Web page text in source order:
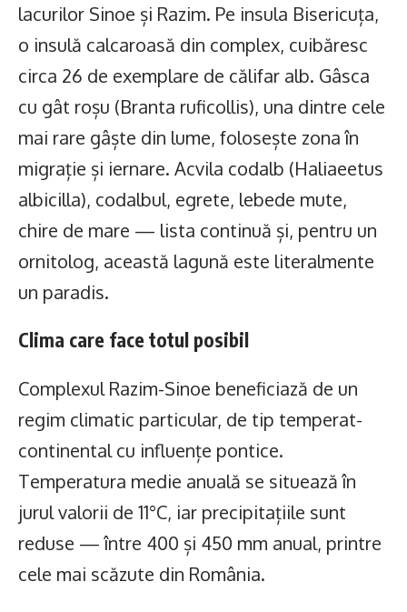
lacurilor Sinoe și Razim. Pe insula Bisericuța,
o insulă calcaroasă din complex, cuibăresc
circa 26 de exemplare de călifar alb. Gâsca
cu gât roșu (Branta ruficollis), una dintre cele
mai rare gâște din lume, folosește zona în
migrație și iernare. Acvila codalb (Haliaeetus
albicilla), codalbul, egrete, lebede mute,
chire de mare — lista continuă și, pentru un
ornitolog, această lagună este literalmente
un paradis.
Clima care face totul posibil
Complexul Razim-Sinoe beneficiază de un
regim climatic particular, de tip temperat-
continental cu influențe pontice.
Temperatura medie anuală se situează în
jurul valorii de 11°C, iar precipitațiile sunt
reduse — între 400 și 450 mm anual, printre
cele mai scăzute din România.